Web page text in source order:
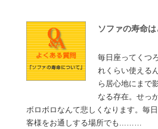
ソファの寿命
毎日座ってくつ
れくらい使える
ら居心地にまで
なる存在。せっ
ボロボロなんて悲しくなります。毎
客様をお通しする場所でも...……